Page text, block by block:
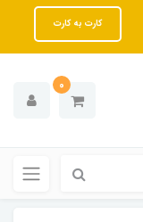
کارت به کارت
0